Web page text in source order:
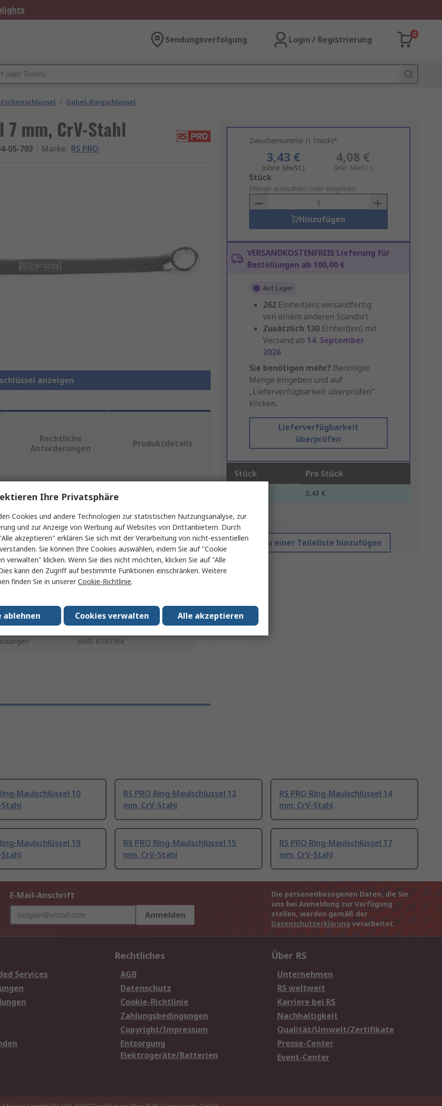
Sendungsverfolgung Login / Registrierung
0
/ Gabel-Ringschlüssel
7 mm, CrV-Stahl
05-703 Marke: RS PRO
anzeigen
Zwischensumme (1 Stück)*
3,43 €
(ohne MwSt.)
4,08 €
(inkl. MwSt.)
Add
to
Basket
Stück
Menge auswählen oder eingeben
Hinzufügen
VERSANDKOSTENFREIE Lieferung für
Bestellungen ab 100,00 €
Auf Lager
262 Einheit(en) versandfertig
von einem anderen Standort
Zusätzlich 130 Einheit(en) mit
Versand ab 14. September
2026
Sie benötigen mehr? Benötigte
Menge eingeben und auf
„Lieferverfügbarkeit überprüfen“
klicken.
Lieferverfügbarkeit
überprüfen
Stück Pro Stück
3,43 €
*Richtpreis
Zu einer Teileliste hinzufügen
Rechtliche
Anforderungen
Produktdetails
oder mehrere Eigenschaften auswählen.
Wert
RS PRO
7 mm
Ring-Maulschlüssel
Chrom
ANSI B107.9M
Maulschlüssel 10
Stahl
RS PRO Ring-Maulschlüssel 12
mm, CrV-Stahl
RS PRO Ring-Maulschlüssel 14
mm, CrV-Stahl
Maulschlüssel 19
Stahl
RS PRO Ring-Maulschlüssel 15
mm, CrV-Stahl
RS PRO Ring-Maulschlüssel 17
mm, CrV-Stahl
E-Mail-Anschrift
Anmelden
Die personenbezogenen Daten, die Sie
uns bei Anmeldung zur Verfügung
stellen, werden gemäß der
Datenschutzerklärung verarbeitet.
Services
Rechtliches
AGB
Datenschutz
Cookie-Richtlinie
Zahlungsbedingungen
Copyright/Impressum
Entsorgung
Elektrogeräte/Batterien
Über RS
Unternehmen
RS weltweit
Karriere bei RS
Nachhaltigkeit
Qualität/Umwelt/Zertifikate
Presse-Center
Event-Center
Ihre Privatsphäre
Cookies und andere Technologien zur statistischen Nutzungsanalyse, zur
und zur Anzeige von Werbung auf Websites von Drittanbietern. Durch
akzeptieren" erklären Sie sich mit der Verarbeitung von nicht-essentiellen
Sie können Ihre Cookies auswählen, indem Sie auf "Cookie
verwalten" klicken. Wenn Sie dies nicht möchten, klicken Sie auf "Alle
kann den Zugriff auf bestimmte Funktionen einschränken. Weitere
finden Sie in unsererCookie-Richtlinie.
Alle akzeptieren
Cookies verwalten
ablehnen